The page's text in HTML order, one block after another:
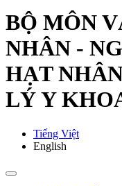
BỘ MÔN
NHÂN -
HẠT
LÝ Y
Tiếng Việt
English